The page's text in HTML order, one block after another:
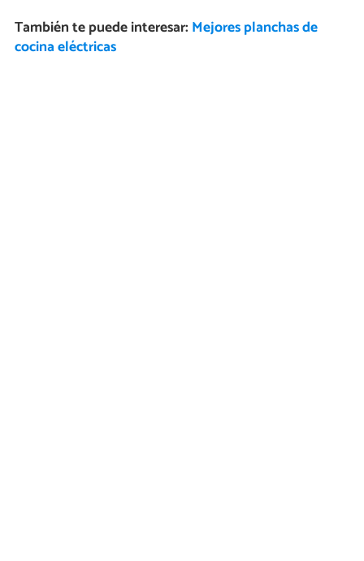
También te puede interesar: Mejores planchas de
cocina eléctricas